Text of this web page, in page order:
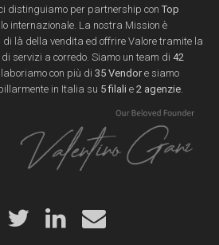
distinguiamo per partnership con Top
internazionale. La nostra Mission è
là della vendita ed offrire Valore tramite la
servizi a corredo. Siamo un team di 42
con più di 35 Vendore siamo
in Italia su 5 filali e 2 agenzie